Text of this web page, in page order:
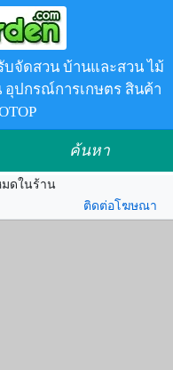
จัดสวน บ้านและสวน ไม้
ปกรณ์การเกษตร สินค้า
ค้นหา
ดในร้าน
ติดต่อโฆษณา